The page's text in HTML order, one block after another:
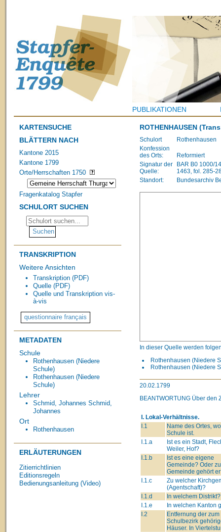
PUBLIKATIONEN
KARTENSUCHE
BLÄTTERN NACH
Kantone 2015
Kantone 1799
Orte/Herrschaften 1750
Fragenkatalog Stapfer
SCHULORT SUCHEN
TRANSKRIPTION
Weitere Ansichten
Transkription (PDF)
Quelle (PDF)
Quelle und Transkription vis-
à-vis
METADATEN
Schule
Rothenhausen (Niedere
Schule)
Rothenhausen (Niedere
Schule)
Lehrer
Schmid, Johannes Schmid,
Johannes
Ort
Rothenhausen
ERLÄUTERUNGEN
Zitierrichtlinien
Editionsregeln
Bedienungsanleitung (Video)
ROTHENHAUSEN
Schulort
Rothenhausen
Konfession
des Orts:
Reformiert
Signatur der
Quelle:
BAR B0 1000/
1463, fol. 285-
Standort:
Bundesarchiv
In dieser Quelle werden
Rothenhausen (Niedere
Rothenhausen (Niedere
20.02.1799
BEANTWORTUNG Über den
I. Lokal-Verhältnisse.
I.1
Name des Ortes,
Schule ist.
I.1.a
Ist es ein Stadt,
Weiler, Hof?
I.1.b
Ist es eine eigene
Gemeinde? Oder
Gemeinde gehört
I.1.c
Zu welcher
(Agentschaft)?
I.1.d
In welchem Distrikt?
I.1.e
In welchen Kanton
I.2
Entfernung der zum
Schulbezirk
Häuser. In